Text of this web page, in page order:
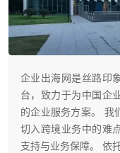
企业出海网是丝路印
台，致力于为中国企
的企业服务方案。 我
切入跨境业务中的难
支持与业务保障。 依